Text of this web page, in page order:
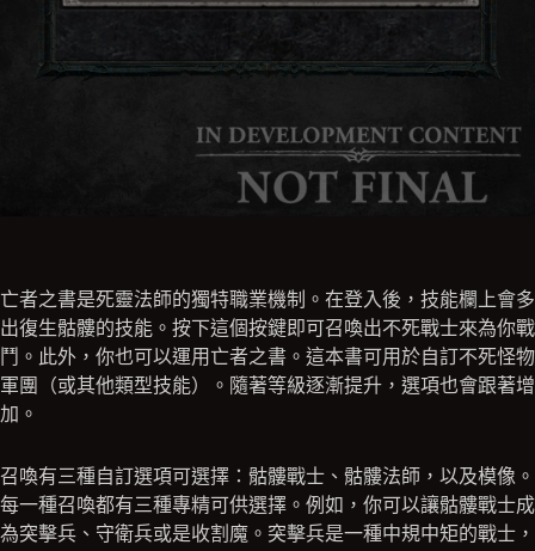
亡者之書是死靈法師的獨特職業機制。在登入後，技能欄上會多
出復生骷髏的技能。按下這個按鍵即可召喚出不死戰士來為你戰
鬥。此外，你也可以運用亡者之書。這本書可用於自訂不死怪物
軍團（或其他類型技能）。隨著等級逐漸提升，選項也會跟著增
加。
召喚有三種自訂選項可選擇：骷髏戰士、骷髏法師，以及模像。
每一種召喚都有三種專精可供選擇。例如，你可以讓骷髏戰士成
為突擊兵、守衛兵或是收割魔。突擊兵是一種中規中矩的戰士，